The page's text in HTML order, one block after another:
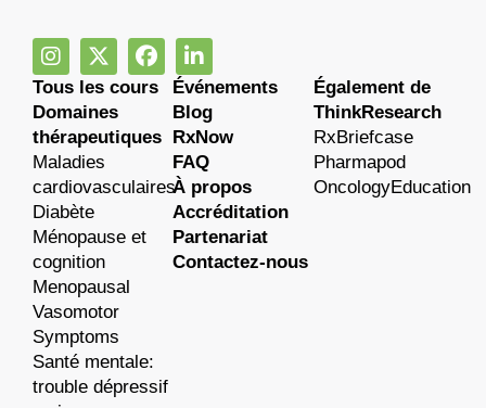
Tous les cours
Domaines
thérapeutiques
Maladies
cardiovasculaires
Diabète
Ménopause et
cognition
Menopausal
Vasomotor
Symptoms
Santé mentale:
trouble dépressif
Événements
Blog
RxNow
FAQ
À propos
Accréditation
Partenariat
Contactez-nous
Également de
ThinkResearch
RxBriefcase
Pharmapod
OncologyEducation